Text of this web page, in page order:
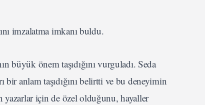
imzalatma imkanı buldu.
büyük önem taşıdığını vurguladı. Seda
anlam taşıdığını belirtti ve bu deneyimin
yazarlar için de özel olduğunu, hayaller